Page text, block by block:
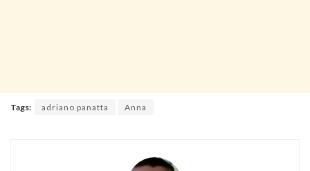
Tags: adriano panatta Anna